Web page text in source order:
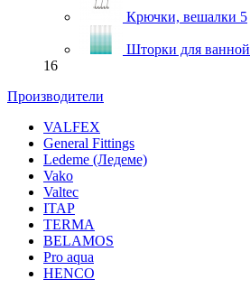
Крючки, вешалки 5
Шторки для ванной
16
Производители
VALFEX
General Fittings
Ledeme (Ледеме)
Vako
Valtec
ITAP
TERMA
BELAMOS
Pro aqua
HENCO